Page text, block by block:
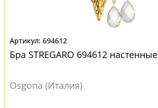
694612
Бра STREGARO 694612 настенные
Osgona (Италия)